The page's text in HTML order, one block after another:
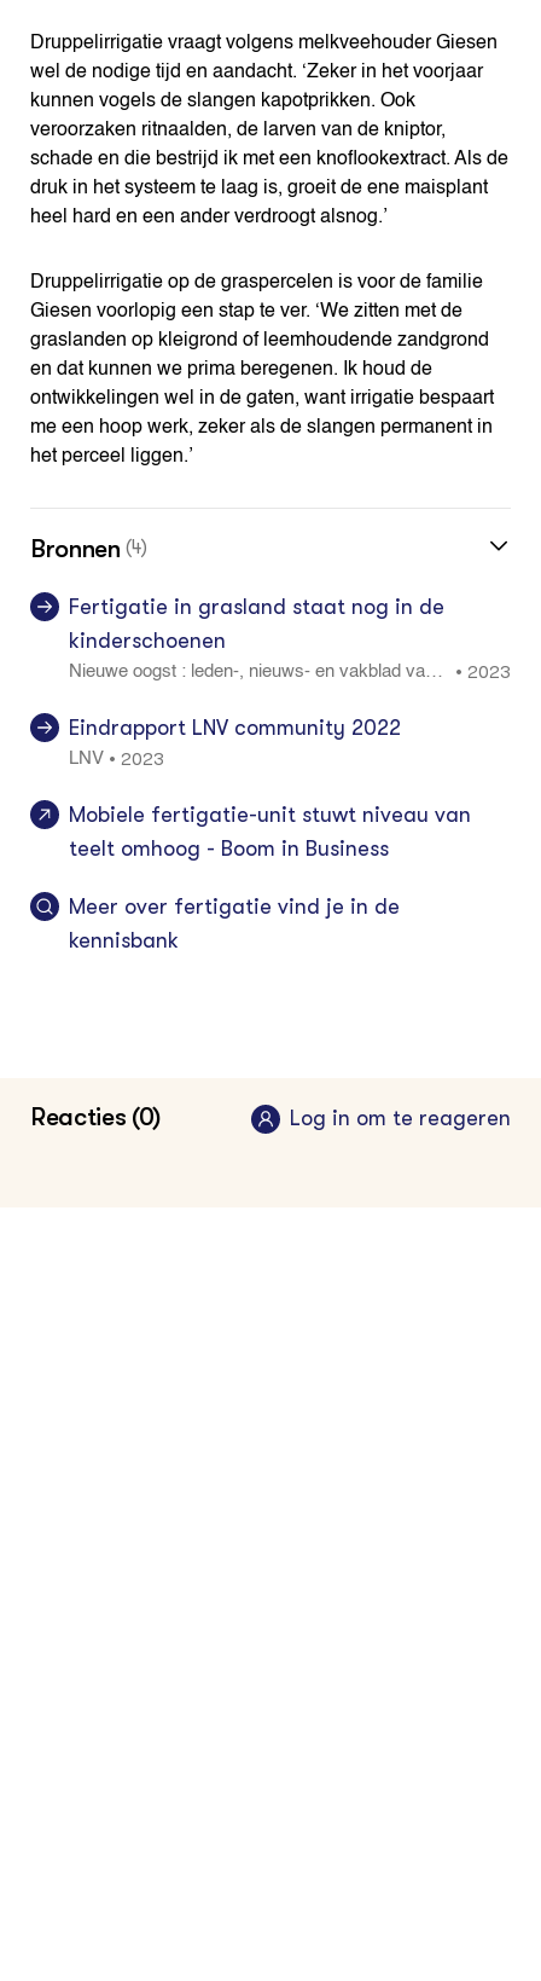
Druppelirrigatie vraagt volgens melkveehouder Giesen
wel de nodige tijd en aandacht. ‘Zeker in het voorjaar
kunnen vogels de slangen kapotprikken. Ook
veroorzaken ritnaalden, de larven van de kniptor,
schade en die bestrijd ik met een knoflookextract. Als de
druk in het systeem te laag is, groeit de ene maisplant
heel hard en een ander verdroogt alsnog.’
Druppelirrigatie op de graspercelen is voor de familie
Giesen voorlopig een stap te ver. ‘We zitten met de
graslanden op kleigrond of leemhoudende zandgrond
en dat kunnen we prima beregenen. Ik houd de
ontwikkelingen wel in de gaten, want irrigatie bespaart
me een hoop werk, zeker als de slangen permanent in
het perceel liggen.’
Bronnen (4)
Fertigatie in grasland staat nog in de
kinderschoenen
Nieuwe oogst : leden-, nieuws- en vakblad van L
•2023
Eindrapport LNV community 2022
LNV• 2023
Mobiele fertigatie-unit stuwt niveau van
teelt omhoog - Boom in Business
Meer over fertigatie vind je in de
kennisbank
Reacties (0) Log in om te reageren